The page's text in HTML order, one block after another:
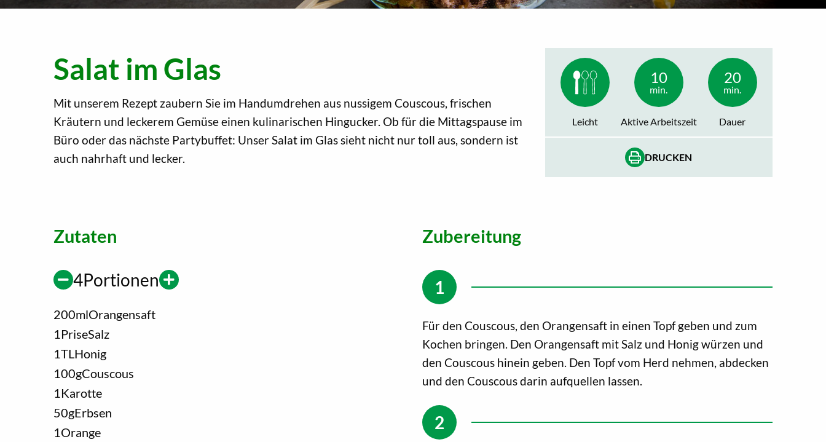
Salat im Glas
Mit unserem Rezept zaubern Sie im Handumdrehen aus nussigem Couscous, frischen
Kräutern und leckerem Gemüse einen kulinarischen Hingucker. Ob für die Mittagspause im
Büro oder das nächste Partybuffet: Unser Salat im Glas sieht nicht nur toll aus, sondern ist
auch nahrhaft und lecker.
Leicht
10
min.
Aktive Arbeitszeit
20
min.
Dauer
DRUCKEN
Zutaten
4Portionen
200mlOrangensaft
1 PriseSalz
1TL Honig
100gCouscous
1 Karotte
50gErbsen
1 Orange
Zubereitung
Für den Couscous, den Orangensaft in einen Topf geben und zum
Kochen bringen. Den Orangensaft mit Salz und Honig würzen und
den Couscous hinein geben. Den Topf vom Herd nehmen, abdecken
und den Couscous darin aufquellen lassen.